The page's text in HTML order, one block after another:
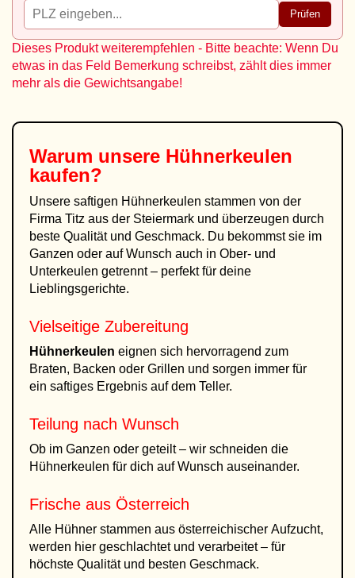
Prüfen
Dieses Produkt weiterempfehlen - Bitte beachte: Wenn Du
etwas in das Feld Bemerkung schreibst, zählt dies immer
mehr als die Gewichtsangabe!
Warum unsere Hühnerkeulen
kaufen?
Unsere saftigen Hühnerkeulen stammen von der
Firma Titz aus der Steiermark und überzeugen durch
beste Qualität und Geschmack. Du bekommst sie im
Ganzen oder auf Wunsch auch in Ober- und
Unterkeulen getrennt – perfekt für deine
Lieblingsgerichte.
Vielseitige Zubereitung
Hühnerkeulen eignen sich hervorragend zum
Braten, Backen oder Grillen und sorgen immer für
ein saftiges Ergebnis auf dem Teller.
Teilung nach Wunsch
Ob im Ganzen oder geteilt – wir schneiden die
Hühnerkeulen für dich auf Wunsch auseinander.
Frische aus Österreich
Alle Hühner stammen aus österreichischer Aufzucht,
werden hier geschlachtet und verarbeitet – für
höchste Qualität und besten Geschmack.